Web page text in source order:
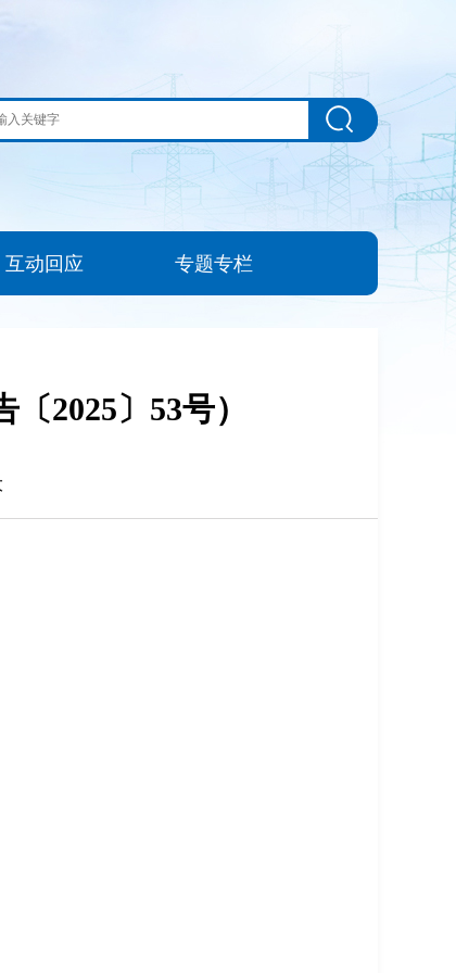
互动回应 专题专栏
2025〕53号）